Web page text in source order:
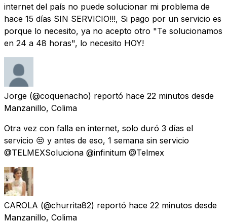
internet del país no puede solucionar mi problema de
hace 15 días SIN SERVICIO!!!, Si pago por un servicio es
porque lo necesito, ya no acepto otro "Te solucionamos
en 24 a 48 horas", lo necesito HOY!
Jorge (@coquenacho) reportó hace 22 minutos desde
Manzanillo, Colima
Otra vez con falla en internet, solo duró 3 días el
servicio 😒 y antes de eso, 1 semana sin servicio
@TELMEXSoluciona @infinitum @Telmex
CAROLA (@churrita82) reportó hace 22 minutos desde
Manzanillo, Colima